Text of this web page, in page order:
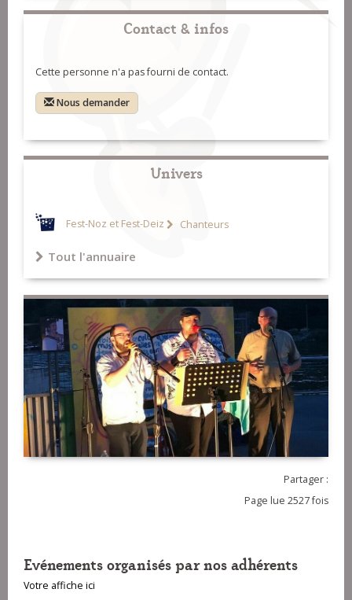
Contact & infos
Cette personne n'a pas fourni de contact.
Nous demander
Univers
Fest-Noz et Fest-Deiz Chanteurs
Tout l'annuaire
Partager :
Page lue 2527 fois
Evénements organisés par nos adhérents
Votre affiche ici